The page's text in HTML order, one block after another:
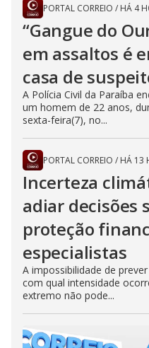
PORTAL CORREIO / HÁ 4
“Gangue do
em assaltos é
casa de
A Polícia Civil da Paraíba
um homem de 22 anos,
sexta-feira(7), no...
PORTAL CORREIO / HÁ 13
Incerteza
adiar decisões
proteção
especialistas
A impossibilidade de
com qual intensidade
extremo não pode...